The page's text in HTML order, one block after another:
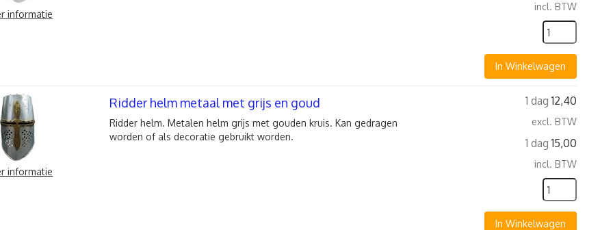
informatie
incl. BTW
In Winkelwagen
informatie
1 dag 12,40
excl. BTW
1 dag 15,00
incl. BTW
In Winkelwagen
Ridder helm metaal met grijs en goud
Ridder helm. Metalen helm grijs met gouden kruis. Kan gedragen
worden of als decoratie gebruikt worden.